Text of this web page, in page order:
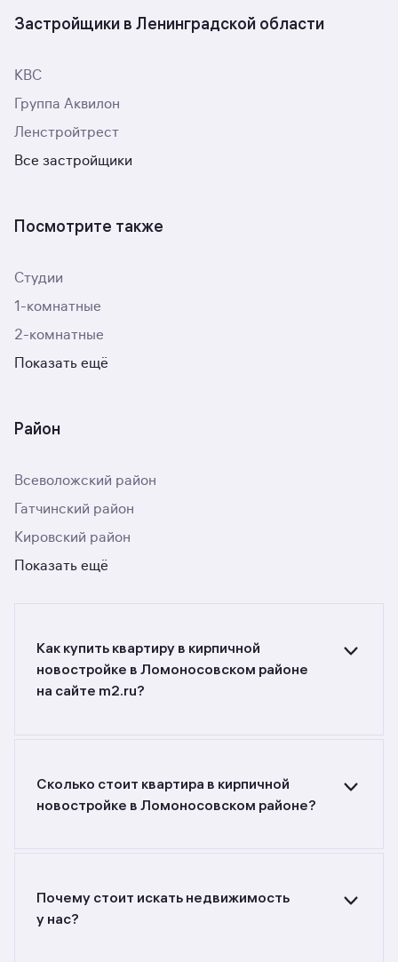
Застройщики в Ленинградской области
КВС
Группа Аквилон
Ленстройтрест
Все застройщики
Посмотрите также
Студии
1-комнатные
2-комнатные
Показать ещё
Район
Всеволожский район
Гатчинский район
Кировский район
Показать ещё
Как купить квартиру в кирпичной
новостройке в Ломоносовском районе
на сайте m2.ru?
фильтрами или поиском в разделе.
Сколько стоит квартира в кирпичной
новостройке в Ломоносовском районе?
до кв. м., цена квадратного метра — от
до руб.
Почему стоит искать недвижимость
у нас?